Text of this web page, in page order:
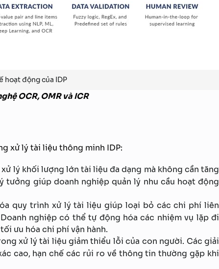
hoạt động của IDP
OCR, OMR và ICR
xử lý tài liệu thông minh IDP:
lý khối lượng lớn tài liệu đa dạng mà không cần tăng
tưởng giúp doanh nghiệp quản lý nhu cầu hoạt động
quy trình xử lý tài liệu giúp loại bỏ các chi phí liên
nghiệp có thể tự động hóa các nhiệm vụ lặp đi
ưu hóa chi phí vận hành.
xử lý tài liệu giảm thiểu lỗi của con người. Các giải
cao, hạn chế các rủi ro về thông tin thường gặp khi